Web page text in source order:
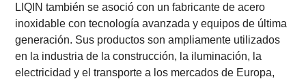
LIQIN también se asoció con un fabricante de acero
inoxidable con tecnología avanzada y equipos de última
generación. Sus productos son ampliamente utilizados
en la industria de la construcción, la iluminación, la
electricidad y el transporte a los mercados de Europa,